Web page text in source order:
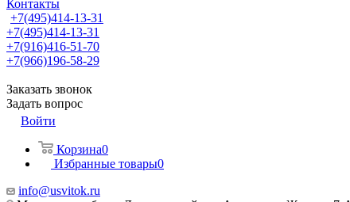
Контакты
+7(495)414-13-31
+7(495)414-13-31
+7(916)416-51-70
+7(966)196-58-29
Заказать звонок
Задать вопрос
Войти
Корзина0
Избранные товары0
info@usvitok.ru